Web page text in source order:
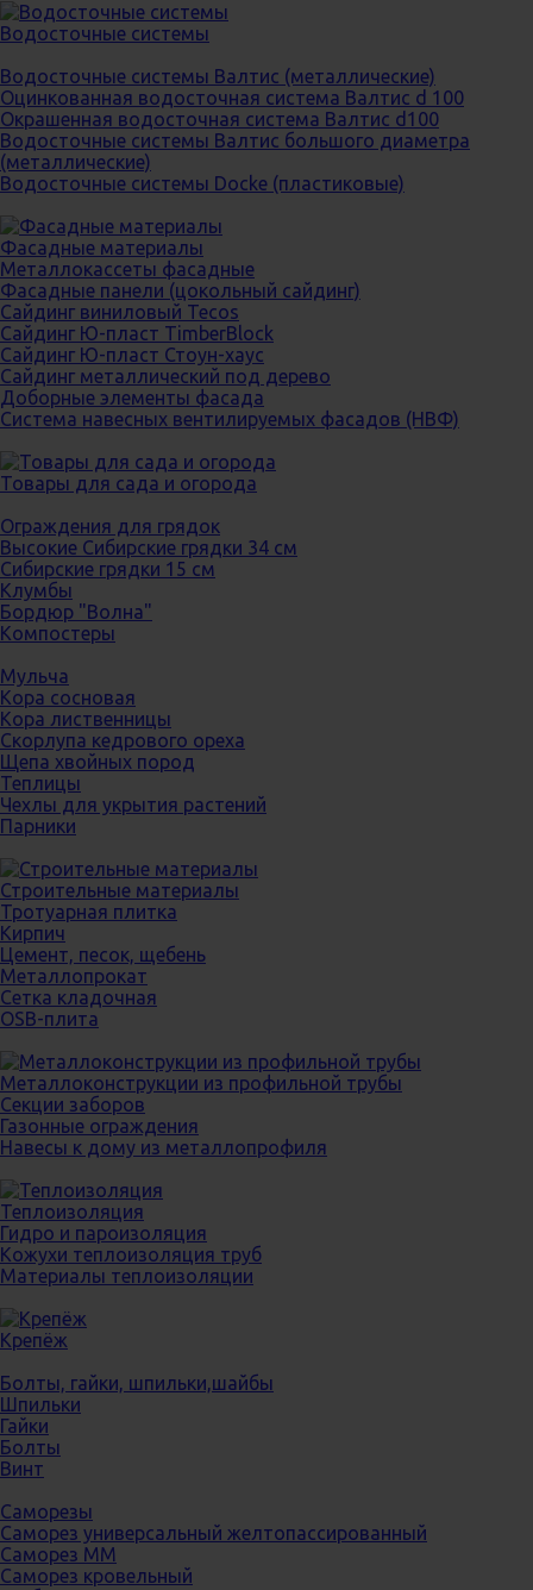
Водосточные системы
Водосточные системы Валтис (металлические)
Оцинкованная водосточная система Валтис d 100
Окрашенная водосточная система Валтис d100
Водосточные системы Валтис большого диаметра
(металлические)
Водосточные системы Docke (пластиковые)
Фасадные материалы
Металлокассеты фасадные
Фасадные панели (цокольный сайдинг)
Сайдинг виниловый Tecos
Сайдинг Ю-пласт TimberBlock
Сайдинг Ю-пласт Стоун-хаус
Сайдинг металлический под дерево
Доборные элементы фасада
Система навесных вентилируемых фасадов (НВФ)
Товары для сада и огорода
Ограждения для грядок
Высокие Сибирские грядки 34 см
Сибирские грядки 15 см
Клумбы
Бордюр "Волна"
Компостеры
Мульча
Кора сосновая
Кора лиственницы
Скорлупа кедрового ореха
Щепа хвойных пород
Теплицы
Чехлы для укрытия растений
Парники
Строительные материалы
Тротуарная плитка
Кирпич
Цемент, песок, щебень
Металлопрокат
Сетка кладочная
OSB-плита
Металлоконструкции из профильной трубы
Секции заборов
Газонные ограждения
Навесы к дому из металлопрофиля
Теплоизоляция
Гидро и пароизоляция
Кожухи теплоизоляция труб
Материалы теплоизоляции
Крепёж
Болты, гайки, шпильки,шайбы
Шпильки
Гайки
Болты
Винт
Саморезы
Саморез универсальный желтопассированный
Саморез ММ
Саморез кровельный